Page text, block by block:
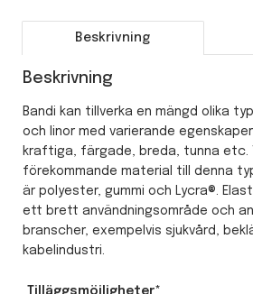
Beskrivning
Beskrivning
Bandi kan tillverka en mängd olika
och linor med varierande
kraftiga, färgade, breda, tunna etc.
förekommande material till denna
är polyester, gummi och Lycra®.
ett brett användningsområde och
branscher, exempelvis sjukvård,
kabelindustri.
Tilläggsmöjligheter*